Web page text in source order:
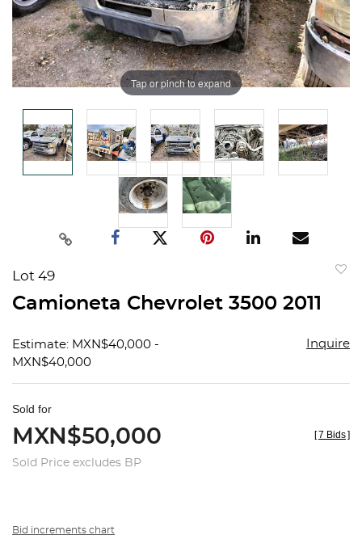
Tap or pinch to expand
Lot 49
Camioneta Chevrolet 3500 2011
Estimate: MXN$40,000 -
MXN$40,000
Inquire
Sold for
MXN$50,000
Sold Price excludes BP
[7 Bids]
Bid increments chart